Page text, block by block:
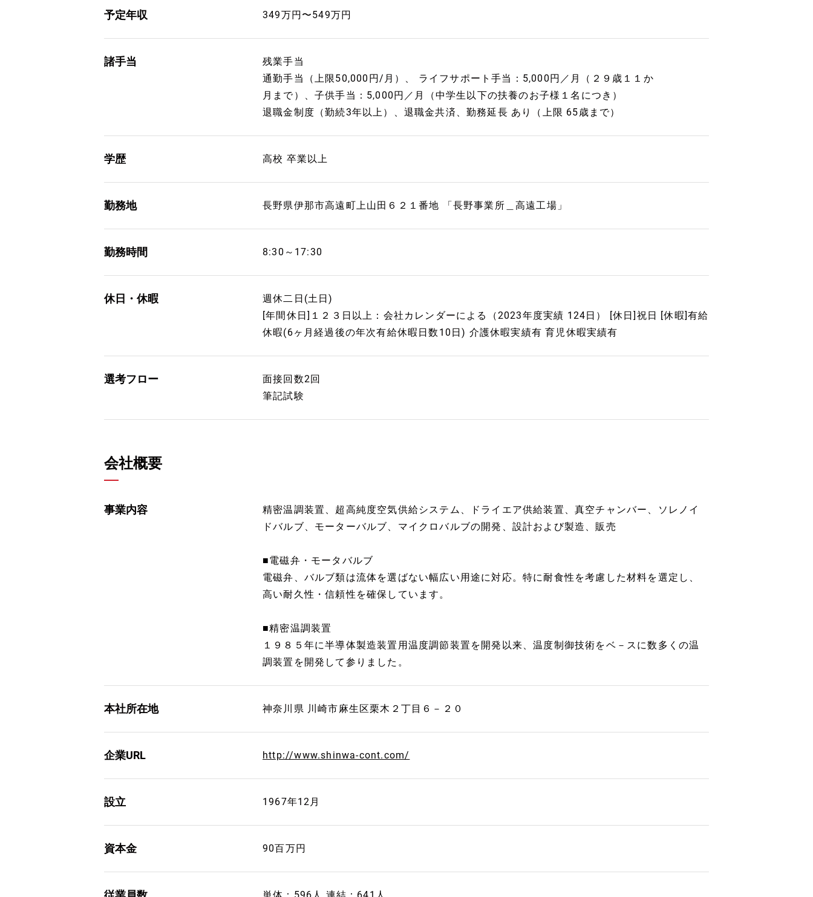
予定年収 349万円〜549万円
諸手当
残業手当
通勤手当（上限50,000円/月）、 ライフサポート手当：5,000円／月（２９歳１１か
月まで）、子供手当：5,000円／月（中学生以下の扶養のお子様１名につき）
退職金制度（勤続3年以上）、退職金共済、勤務延長 あり（上限 65歳まで）
学歴 高校 卒業以上
勤務地 長野県伊那市高遠町上山田６２１番地 「長野事業所＿高遠工場」
勤務時間 8:30～17:30
休日・休暇
週休二日(土日)
[年間休日]１２３日以上：会社カレンダーによる（2023年度実績 124日） [休日]祝日 [休暇]有給
休暇(6ヶ月経過後の年次有給休暇日数10日) 介護休暇実績有 育児休暇実績有
選考フロー
面接回数2回
筆記試験
会社概要
事業内容
精密温調装置、超高純度空気供給システム、ドライエア供給装置、真空チャンバー、ソレノイ
ドバルブ、モーターバルブ、マイクロバルブの開発、設計および製造、販売
■電磁弁・モータバルブ
電磁弁、バルブ類は流体を選ばない幅広い用途に対応。特に耐食性を考慮した材料を選定し、
高い耐久性・信頼性を確保しています。
■精密温調装置
１９８５年に半導体製造装置用温度調節装置を開発以来、温度制御技術をベ－スに数多くの温
調装置を開発して参りました。
本社所在地 神奈川県 川崎市麻生区栗木２丁目６－２０
企業URL http://www.shinwa-cont.com/
設立 1967年12月
資本金 90百万円